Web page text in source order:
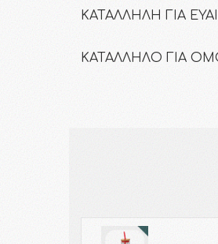
ΚΑΤΑΛΛΗΛΗ ΓΙΑ
ΚΑΤΑΛΛΗΛΟ ΓΙΑ